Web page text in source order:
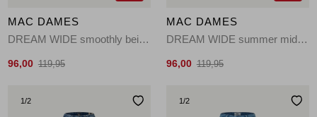
MAC DAMES
DREAM WIDE smoothly beige214W
96,00 119,95
MAC DAMES
DREAM WIDE summer mid blue wash-
96,00 119,95
1/2 1/2